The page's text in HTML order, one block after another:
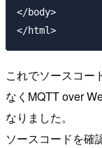
</body>
これでソースコー
なくMQTT over
なりました。
ソースコードを確